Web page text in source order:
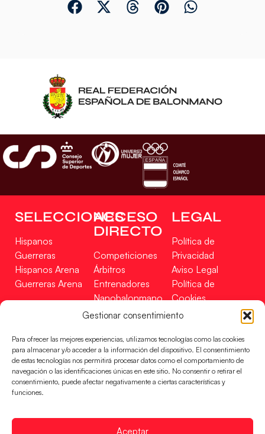
Gestionar consentimiento
Para ofrecer las mejores experiencias, utilizamos tecnologías como las cookies
para almacenar y/o acceder a la información del dispositivo. El consentimiento
de estas tecnologías nos permitirá procesar datos como el comportamiento de
navegación o las identificaciones únicas en este sitio. No consentir o retirar el
consentimiento, puede afectar negativamente a ciertas características y
funciones.
Aceptar
SELECCIONES
Hispanos
Guerreras
Hispanos Arena
Guerreras Arena
ACCESO
DIRECTO
Competiciones
Árbitros
Entrenadores
Nanobalonmano
Tienda
LEGAL
Política de
Privacidad
Aviso Legal
Política de
Cookies
Mapa Web
Incidencias
CONTACTO
EN
FINANCIADO